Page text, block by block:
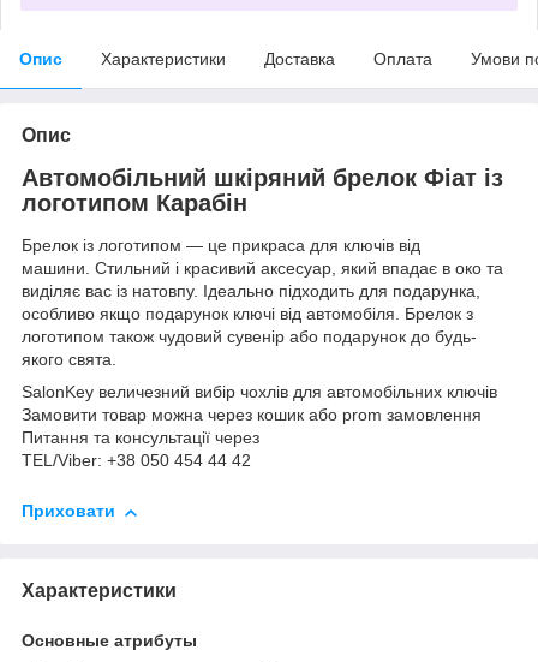
Опис Характеристики Доставка Оплата Умови
Опис
Автомобільний шкіряний брелок Фіат із
логотипом Карабін
Брелок із логотипом — це прикраса для ключів від
машини. Стильний і красивий аксесуар, який впадає в око та
виділяє вас із натовпу. Ідеально підходить для подарунка,
особливо якщо подарунок ключі від автомобіля. Брелок з
логотипом також чудовий сувенір або подарунок до будь-
якого свята.
SalonKey величезний вибір чохлів для автомобільних ключів
Замовити товар можна через кошик або prom замовлення
Питання та консультації через
TEL/Viber: +38 050 454 44 42
Приховати
Характеристики
Основные атрибуты